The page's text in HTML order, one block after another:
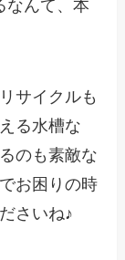
なんて、本
サイクルも
る水槽な
のも素敵な
お困りの時
さいね♪